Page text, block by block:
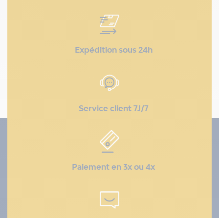
Expédition sous 24h
Service client 7J/7
Paiement en 3x ou 4x